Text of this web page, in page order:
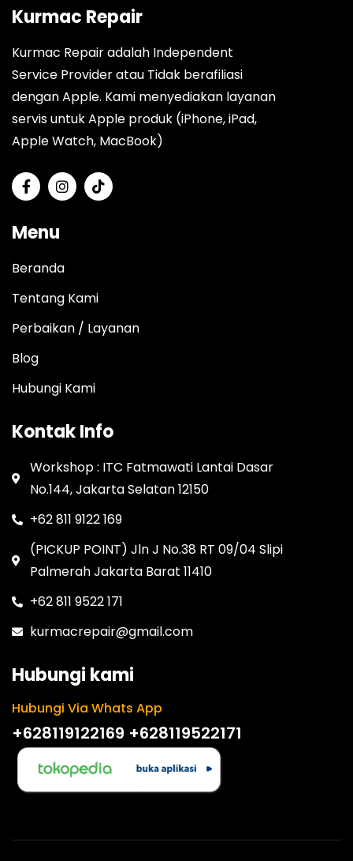
Kurmac Repair
Kurmac Repair adalah Independent
Service Provider atau Tidak berafiliasi
dengan Apple. Kami menyediakan layanan
servis untuk Apple produk (iPhone, iPad,
Apple Watch, MacBook)
Menu
Beranda
Tentang Kami
Perbaikan / Layanan
Blog
Hubungi Kami
Kontak Info
Workshop : ITC Fatmawati Lantai Dasar
No.144, Jakarta Selatan 12150
+62 811 9122 169
(PICKUP POINT) Jln J No.38 RT 09/04 Slipi
Palmerah Jakarta Barat 11410
+62 811 9522 171
kurmacrepair@gmail.com
Hubungi kami
Hubungi Via Whats App
+628119122169 +628119522171